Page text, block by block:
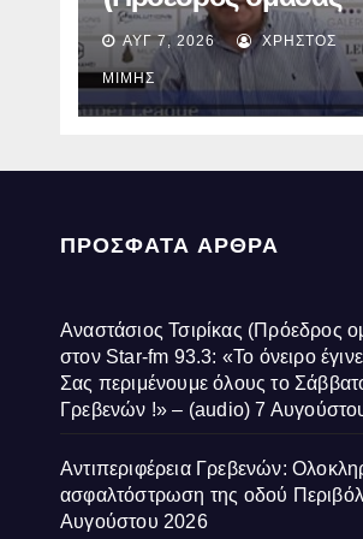
ΣΕΙΡΗΝΕΣ) στον
fm 93.3: «Το όνειρο
έγινε
Σας περιμένουμε
Μυρσίνα Γρεβενών
ΑΥΓ 7, 2026 ΧΡΉΣΤΟΣ
ΜΊΜΗΣ
ΠΡΌΣΦΑΤΑ ΆΡΘΡΑ
Αναστάσιος Τσιρίκας (Πρόεδρος
στον Star-fm 93.3: «Το όνειρο
Σας περιμένουμε όλους το
Γρεβενών !» – (audio) 7
Αντιπεριφέρεια Γρεβενών:
ασφαλτόστρωση της οδού
Αυγούστου 2026